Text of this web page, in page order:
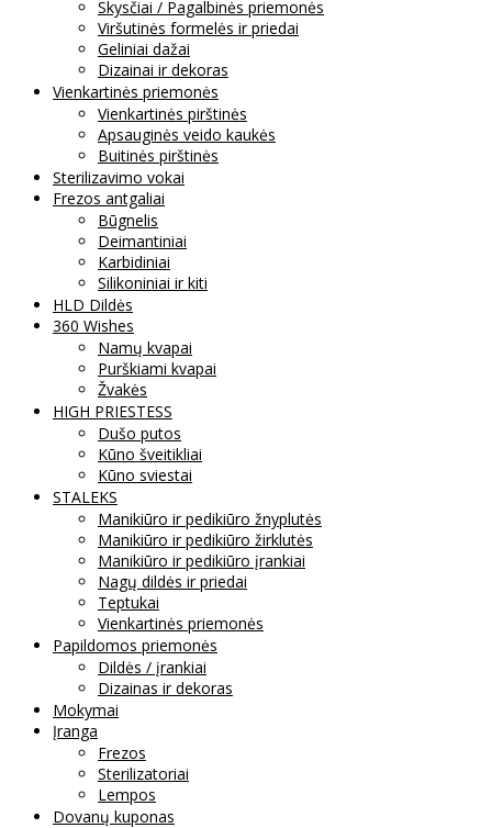
Skysčiai / Pagalbinės priemonės
Viršutinės formelės ir priedai
Geliniai dažai
Dizainai ir dekoras
Vienkartinės priemonės
Vienkartinės pirštinės
Apsauginės veido kaukės
Buitinės pirštinės
Sterilizavimo vokai
Frezos antgaliai
Būgnelis
Deimantiniai
Karbidiniai
Silikoniniai ir kiti
HLD Dildės
360 Wishes
Namų kvapai
Purškiami kvapai
Žvakės
HIGH PRIESTESS
Dušo putos
Kūno šveitikliai
Kūno sviestai
STALEKS
Manikiūro ir pedikiūro žnyplutės
Manikiūro ir pedikiūro žirklutės
Manikiūro ir pedikiūro įrankiai
Nagų dildės ir priedai
Teptukai
Vienkartinės priemonės
Papildomos priemonės
Dildės / įrankiai
Dizainas ir dekoras
Mokymai
Įranga
Frezos
Sterilizatoriai
Lempos
Dovanų kuponas